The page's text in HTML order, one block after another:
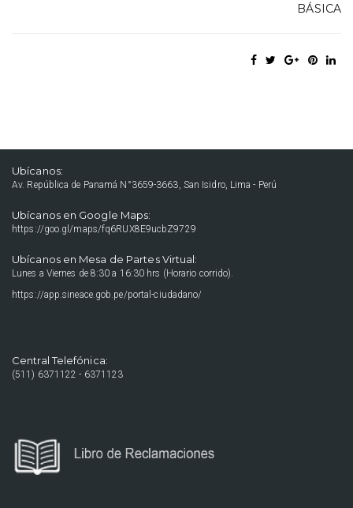
BÁSICA
Ubícanos:
Av. República de Panamá N°3659-3663, San Isidro, Lima - Perú
Ubícanos en Google Maps:
https://goo.gl/maps/fq6RUX8E9ucbZ9729
Ubícanos en Mesa de Partes Virtual:
Lunes a Viernes de 8:30 a 16:30 hrs (Horario corrido).
https://app.sineace.gob.pe/portal-ciudadano/
Central Telefónica:
(511) 6371122 - 6371123